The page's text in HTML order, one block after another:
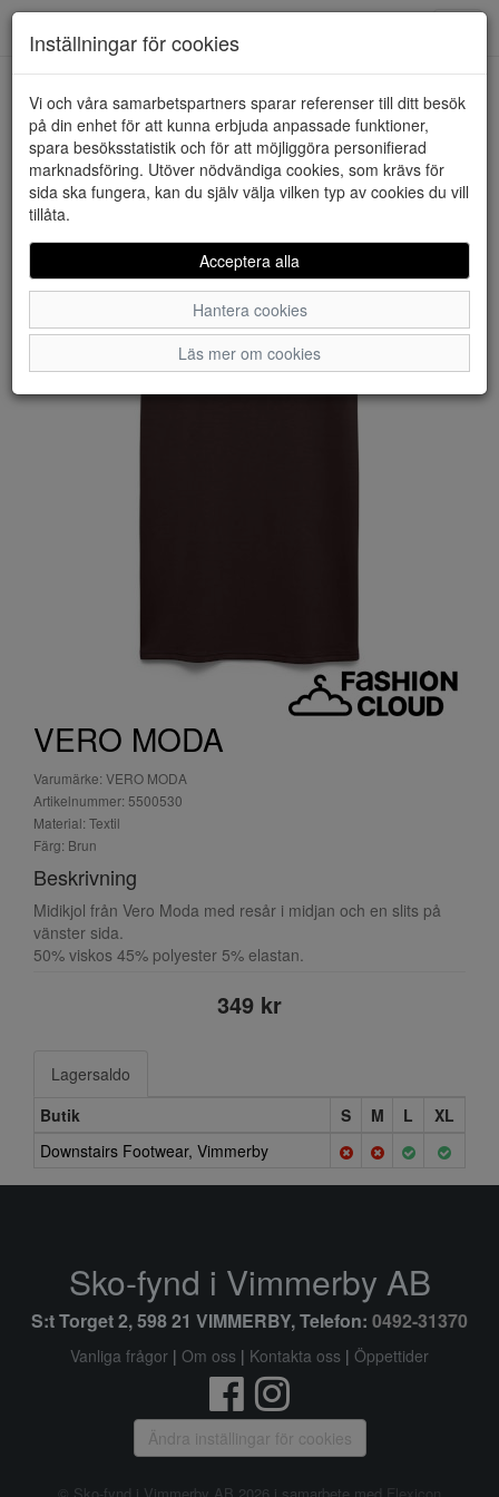
HEM VERO MODA
VERO MODA
Varumärke: VERO MODA
Artikelnummer: 5500530
Material: Textil
Färg: Brun
Beskrivning
Midikjol från Vero Moda med resår i midjan och en slits på
vänster sida.
50% viskos 45% polyester 5% elastan.
349 kr
Lagersaldo
Butik
S M L
XL
Downstairs Footwear, Vimmerby
Inställningar för cookies
Vi och våra samarbetspartners sparar referenser till ditt besök
på din enhet för att kunna erbjuda anpassade funktioner,
spara besöksstatistik och för att möjliggöra personifierad
marknadsföring. Utöver nödvändiga cookies, som krävs för
sida ska fungera, kan du själv välja vilken typ av cookies du vill
tillåta.
Acceptera alla
Hantera cookies
Läs mer om cookies
Sko-fynd i Vimmerby AB
S:t Torget 2, 598 21 VIMMERBY, Telefon: 0492-31370
Vanliga frågor | Om oss | Kontakta oss | Öppettider
Ändra inställingar för cookies